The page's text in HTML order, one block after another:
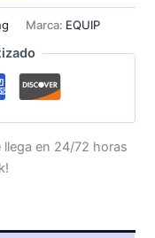
Marca: EQUIP
llega en 24/72 horas